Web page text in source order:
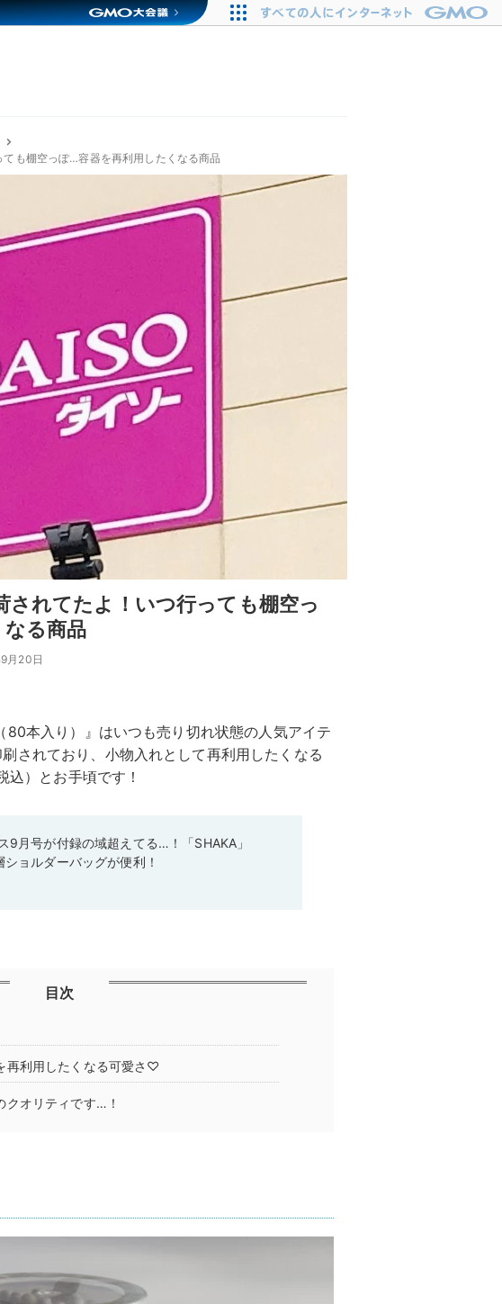
も棚空っぽ…容器を再利用したくなる商品
されてたよ！いつ行っても棚空っ
る商品
月20日
80本入り）』はいつも売り切れ状態の人気アイテ
されており、小物入れとして再利用したくなる
）とお手頃です！
9月号が付録の域超えてる…！「SHAKA」
ショルダーバッグが便利！
目次
再利用したくなる可愛さ♡
クオリティです…！